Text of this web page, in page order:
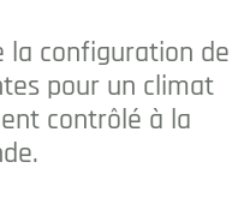
la configuration de
pour un climat
contrôlé à la